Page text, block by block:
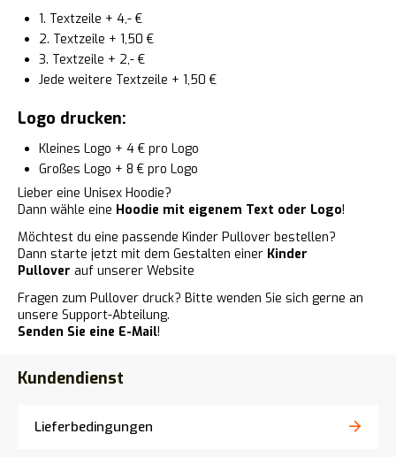
1. Textzeile + 4,- €
2. Textzeile + 1,50 €
3. Textzeile + 2,- €
Jede weitere Textzeile + 1,50 €
Logo drucken:
Kleines Logo + 4 € pro Logo
Großes Logo + 8 € pro Logo
Lieber eine Unisex Hoodie?
Dann wähle eine Hoodie mit eigenem Text oder Logo!
Möchtest du eine passende Kinder Pullover bestellen?
Dann starte jetzt mit dem Gestalten einer Kinder
Pullover auf unserer Website
Fragen zum Pullover druck? Bitte wenden Sie sich gerne an
unsere Support-Abteilung.
Senden Sie eine E-Mail!
Kundendienst
Lieferbedingungen